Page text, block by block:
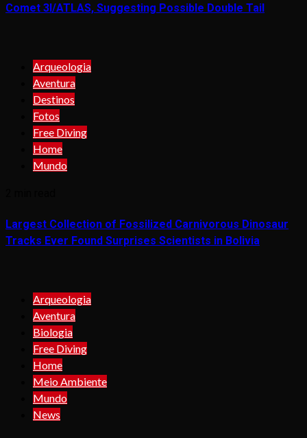
Comet 3I/ATLAS, Suggesting Possible Double Tail
Arqueologia
Aventura
Destinos
Fotos
Free Diving
Home
Mundo
Largest Collection of Fossilized Carnivorous Dinosaur
Tracks Ever Found Surprises Scientists in Bolivia
Arqueologia
Aventura
Biologia
Free Diving
Home
Meio Ambiente
Mundo
News